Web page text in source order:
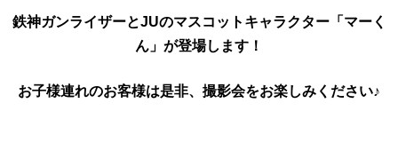
鉄神ガンライザーとJUのマスコットキャラクター「マーく
ん」が登場します！
お子様連れのお客様は是非、撮影会をお楽しみください♪